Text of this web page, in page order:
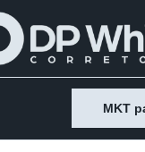
MKT